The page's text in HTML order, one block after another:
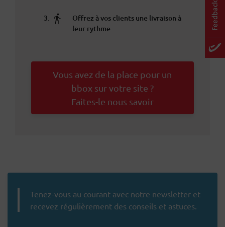
Offrez à vos clients une livraison à
leur rythme
Vous avez de la place pour un
bbox sur votre site ?
Faites-le nous savoir
Tenez-vous au courant avec notre newsletter et
recevez régulièrement des conseils et astuces.